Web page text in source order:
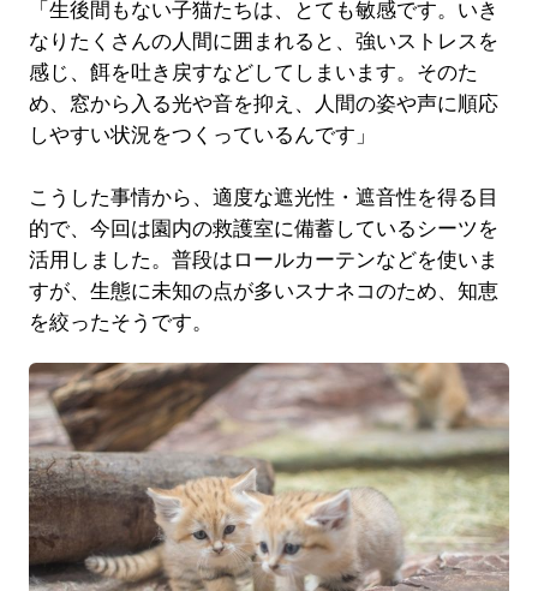
「生後間もない子猫たちは、とても敏感です。いき
なりたくさんの人間に囲まれると、強いストレスを
感じ、餌を吐き戻すなどしてしまいます。そのた
め、窓から入る光や音を抑え、人間の姿や声に順応
しやすい状況をつくっているんです」
こうした事情から、適度な遮光性・遮音性を得る目
的で、今回は園内の救護室に備蓄しているシーツを
活用しました。普段はロールカーテンなどを使いま
すが、生態に未知の点が多いスナネコのため、知恵
を絞ったそうです。